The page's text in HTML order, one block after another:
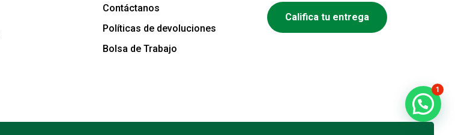
Contáctanos
Políticas de devoluciones
Bolsa de Trabajo
Califica tu entrega
1